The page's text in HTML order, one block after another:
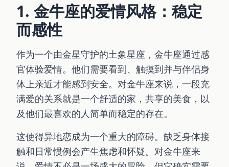
1. 金牛座的爱情风格：稳定
而感性
作为一个由金星守护的土象星座，金牛座通过感
官体验爱情。他们需要看到、触摸到并与伴侣身
体上亲近才能感到安全。对金牛座来说，一段充
满爱的关系就是一个舒适的家，共享的美食，以
及他们最喜欢的人简单而稳定的存在。
这使得异地恋成为一个重大的障碍。缺乏身体接
触和日常惯例会产生焦虑和怀疑。对金牛座来